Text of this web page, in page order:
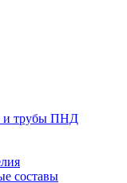
и трубы ПНД
составы